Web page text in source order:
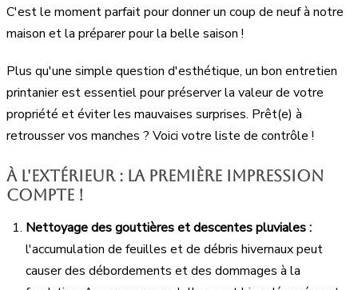
C'est le moment parfait pour donner un coup de neuf à notre
maison et la préparer pour la belle saison !
Plus qu'une simple question d'esthétique, un bon entretien
printanier est essentiel pour préserver la valeur de votre
propriété et éviter les mauvaises surprises. Prêt(e) à
retrousser vos manches ? Voici votre liste de contrôle !
À l'extérieur : la première impression
compte !
Nettoyage des gouttières et descentes pluviales :
l'accumulation de feuilles et de débris hivernaux peut
causer des débordements et des dommages à la